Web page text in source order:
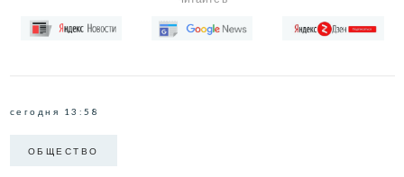
сегодня 13:58
ОБЩЕСТВО